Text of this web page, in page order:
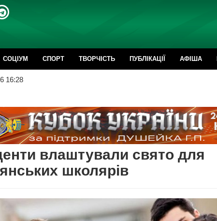
CОЦІУМ СПОРТ ТВОРЧІСТЬ ПУБЛІКАЦІЇ АФІША
16:28
влаштували свято для
школярів